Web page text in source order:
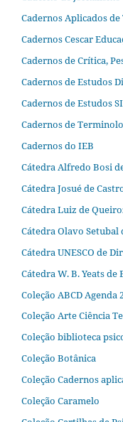
Cadernos Aplicados
Cadernos Cescar
Cadernos de Crítica,
Cadernos de Estudos
Cadernos de Estudos
Cadernos de
Cadernos do IEB
Cátedra Alfredo Bosi
Cátedra Josué de
Cátedra Luiz de
Cátedra Olavo Setubal
Cátedra UNESCO de
Cátedra W. B. Yeats
Coleção ABCD Agenda
Coleção Arte Ciência
Coleção biblioteca
Coleção Botânica
Coleção Cadernos
Coleção Caramelo